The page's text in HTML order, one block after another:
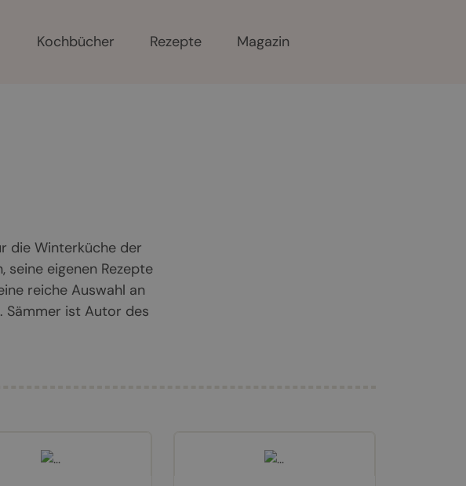
Kochbücher Rezepte Magazin
die Winterküche der
eigenen Rezepte
reiche Auswahl an
Sämmer ist Autor des